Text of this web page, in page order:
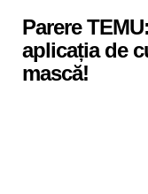
Parere
aplicația de
mască!